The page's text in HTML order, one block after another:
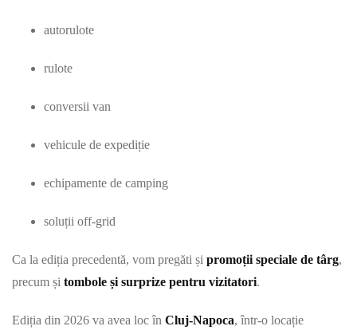
autorulote
rulote
conversii van
vehicule de expediție
echipamente de camping
soluții off-grid
Ca la ediția precedentă, vom pregăti și promoții speciale de târg,
precum și tombole și surprize pentru vizitatori.
Ediția din 2026 va avea loc în Cluj-Napoca, într-o locație